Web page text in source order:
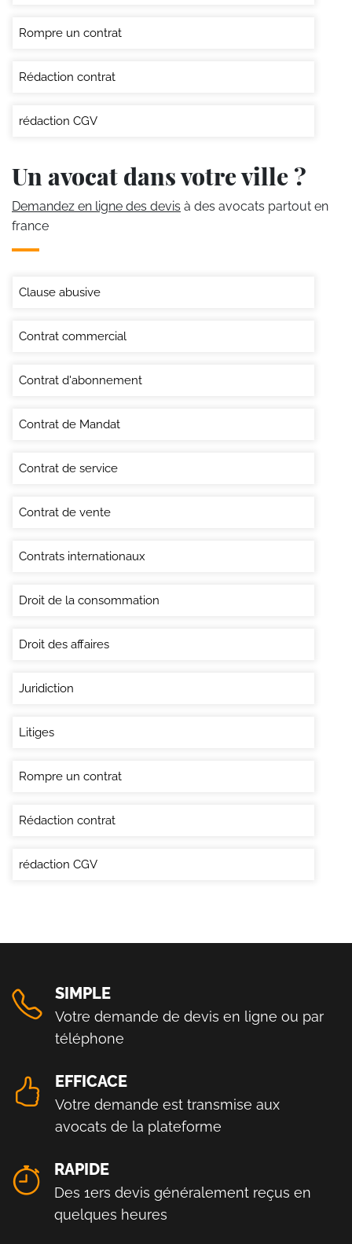
Rompre un contrat
Rédaction contrat
rédaction CGV
Un avocat dans votre ville ?
Demandez en ligne des devis à des avocats partout en
france
Clause abusive
Contrat commercial
Contrat d'abonnement
Contrat de Mandat
Contrat de service
Contrat de vente
Contrats internationaux
Droit de la consommation
Droit des affaires
Juridiction
Litiges
Rompre un contrat
Rédaction contrat
rédaction CGV
SIMPLE
Votre demande de devis en ligne ou par
téléphone
EFFICACE
Votre demande est transmise aux
avocats de la plateforme
RAPIDE
Des 1ers devis généralement reçus en
quelques heures